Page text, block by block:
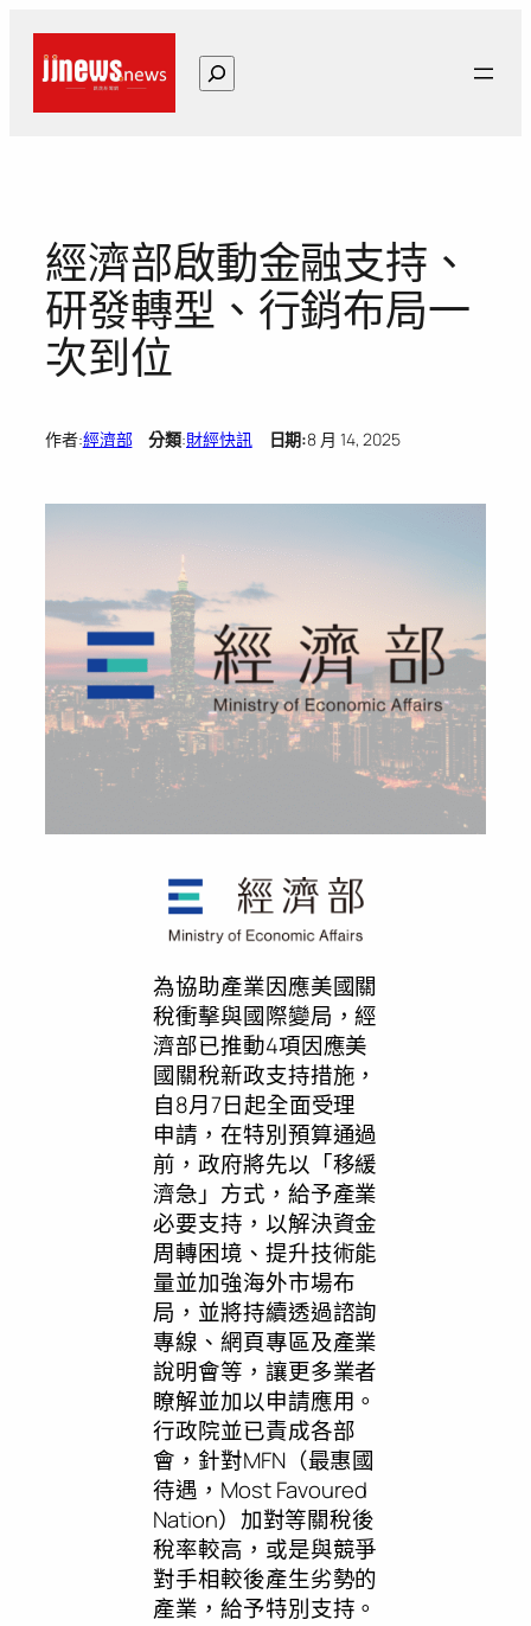
搜
尋
經濟部啟動金融支持、
研發轉型、行銷布局一
次到位
作者:經濟部 分類:財經快訊 日期:8 月 14, 2025
為協助產業因應美國關
稅衝擊與國際變局，經
濟部已推動4項因應美
國關稅新政支持措施，
自8月7日起全面受理
申請，在特別預算通過
前，政府將先以「移緩
濟急」方式，給予產業
必要支持，以解決資金
周轉困境、提升技術能
量並加強海外市場布
局，並將持續透過諮詢
專線、網頁專區及產業
說明會等，讓更多業者
瞭解並加以申請應用。
行政院並已責成各部
會，針對MFN（最惠國
待遇，Most Favoured
Nation）加對等關稅後
稅率較高，或是與競爭
對手相較後產生劣勢的
產業，給予特別支持。